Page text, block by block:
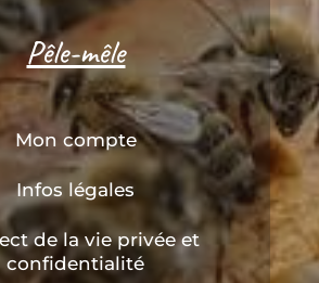
Pêle-mêle
Mon compte
Infos légales
de la vie privée et
confidentialité